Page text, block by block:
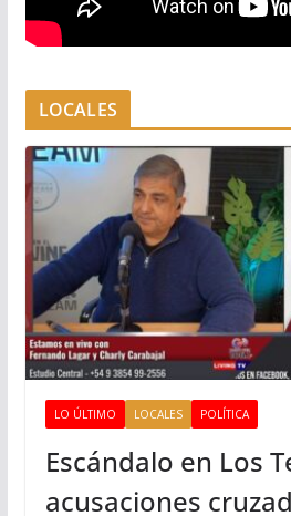
LOCALES
LO ÚLTIMO LOCALES POLÍTICA
Escándalo en Los
acusaciones